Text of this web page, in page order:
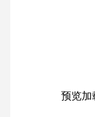
预览加